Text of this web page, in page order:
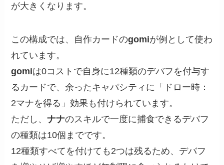
が大きくなります。
この構成では、自作カードのgomiが例として使わ
れています。
gomiは0コストで自身に12種類のデバフを付与す
るカードで、余ったキャパシティに「ドロー時：
2マナを得る」効果も付けられています。
ただし、ナナのスキルで一度に捕食できるデバフ
の種類は10個までです。
12種類すべてを付けても2つは残るため、デバフ